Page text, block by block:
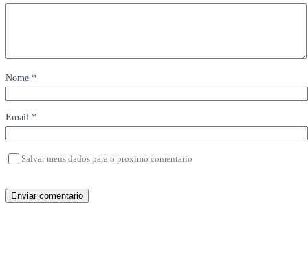
Nome *
Email *
Salvar meus dados para o proximo comentario
Enviar comentario